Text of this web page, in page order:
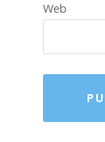
Web